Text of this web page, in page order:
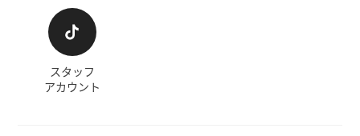
スタッフ
アカウント